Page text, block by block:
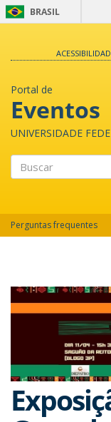
BRASIL
Portal de
Eventos
UNIVERSIDADE
Perguntas frequentes